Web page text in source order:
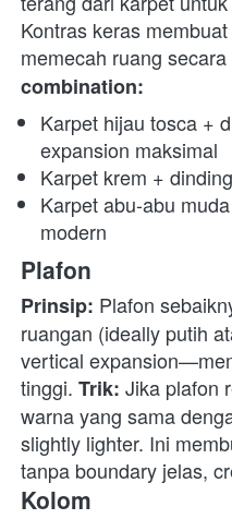
Kontras keras
memecah ruang
combination:
Karpet hijau tosca +
expansion maksimal
Karpet krem +
Karpet abu-abu
modern
Plafon
Prinsip: Plafon
ruangan (ideally putih
vertical
tinggi. Trik: Jika plafon
warna yang sama
slightly lighter. Ini
tanpa boundary jelas,
Kolom